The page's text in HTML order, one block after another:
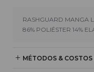
RASHGUARD MANGA
86% POLIÉSTER 14%
MÉTODOS & COSTOS